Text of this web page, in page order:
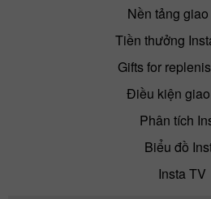
Nền tảng
Tiền thưởng
Gifts for
Điều kiện
Phân tích
Biểu đồ
Insta TV